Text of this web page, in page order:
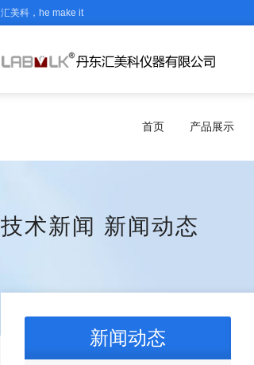
汇美科，he make it
首页 产品展示
技术新闻 新闻动态
新闻动态